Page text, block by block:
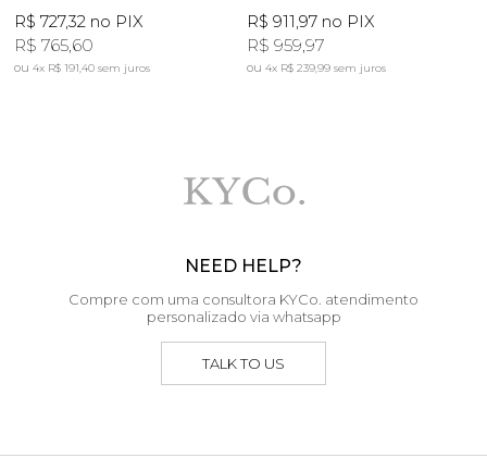
R$ 727,32 no PIX
R$ 765,60
4x R$ 191,40sem juros
R$ 911,97no PIX
R$ 959,97
4x R$ 239,99 sem juros
NEED HELP?
Compre com uma consultora KYCo. atendimento
personalizado via whatsapp
TALK TO US